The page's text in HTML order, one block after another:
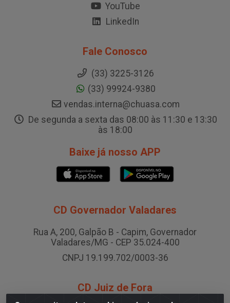
YouTube
LinkedIn
Fale Conosco
(33) 3225-3126
(33) 99924-9380
vendas.interna@chuasa.com
De segunda a sexta das 08:00 às 11:30 e 13:30
às 18:00
Baixe já nosso APP
CD Governador Valadares
Rua A, 200, Galpão B - Capim, Governador
Valadares/MG - CEP 35.024-400
CNPJ 19.199.702/0003-36
CD Juiz de Fora